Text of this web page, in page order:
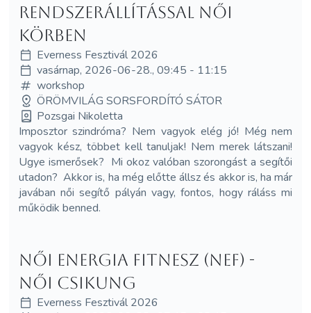
Rendszerállítással Női
Körben
Everness Fesztivál 2026
vasárnap, 2026-06-28., 09:45 - 11:15
workshop
ÖRÖMVILÁG SORSFORDÍTÓ SÁTOR
Pozsgai Nikoletta
Imposztor szindróma? Nem vagyok elég jó! Még nem
vagyok kész, többet kell tanuljak! Nem merek látszani!
Ugye ismerősek? Mi okoz valóban szorongást a segítői
utadon? Akkor is, ha még előtte állsz és akkor is, ha már
javában női segítő pályán vagy, fontos, hogy ráláss mi
működik benned.
Női Energia Fitnesz (NEF) -
Női Csikung
Everness Fesztivál 2026